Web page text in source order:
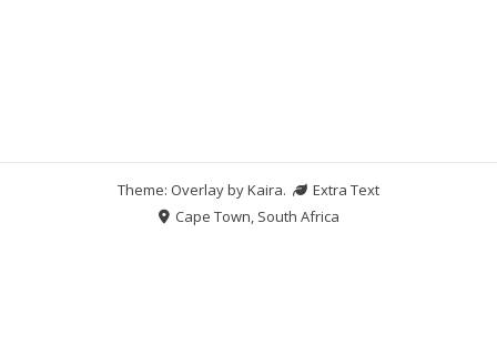
Theme: Overlay byKaira.
Extra Text
Cape Town, South Africa